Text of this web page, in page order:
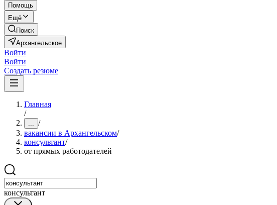
Помощь
Ещё
Поиск
Архангельское
Войти
Войти
Создать резюме
Главная
/
... /
вакансии в Архангельском/
консультант/
от прямых работодателей
консультант